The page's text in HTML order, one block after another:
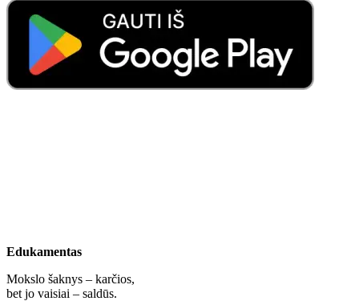
Edukamentas
Mokslo šaknys – karčios,
bet jo vaisiai – saldūs.